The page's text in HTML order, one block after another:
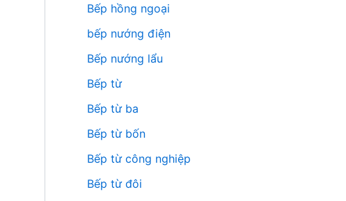
Bếp hồng ngoại
bếp nướng điện
Bếp nướng lẩu
Bếp từ
Bếp từ ba
Bếp từ bốn
Bếp từ công nghiệp
Bếp từ đôi